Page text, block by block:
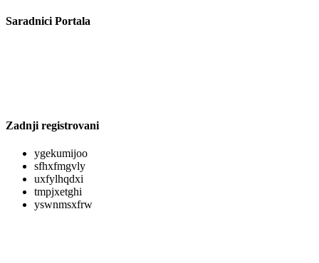
Saradnici Portala
Zadnji registrovani
ygekumijoo
sfhxfmgvly
uxfylhqdxi
tmpjxetghi
yswnmsxfrw